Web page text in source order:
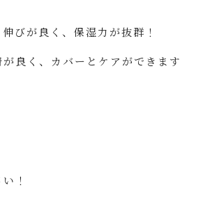
びが良く、保湿力が抜群！
良く、カバーとケアができます
！